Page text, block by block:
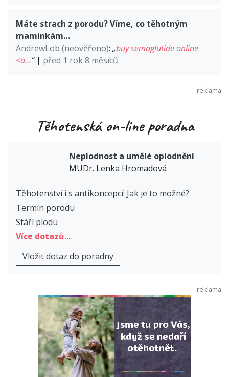
Máte strach z porodu? Víme, co těhotným
maminkám…
AndrewLob (neověřeno): „buy semaglutide online
<a…“| před 1 rok 8 měsíců
Těhotenská on-line poradna
Neplodnost a umělé oplodnění
MUDr. Lenka Hromadová
Těhotenství i s antikoncepcí: Jak je to možné?
Termín porodu
Stáří plodu
Více dotazů...
Vložit dotaz do poradny